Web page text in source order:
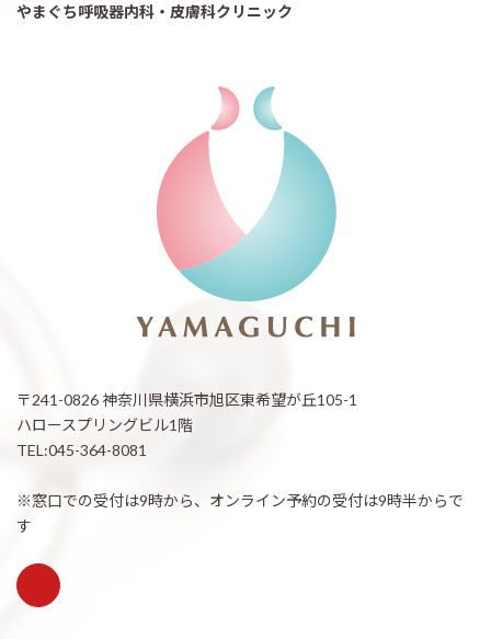
やまぐち呼吸器内科・皮膚科クリニック
〒241-0826 神奈川県横浜市旭区東希望が丘105-1
ハロースプリングビル1階
TEL:045-364-8081
※窓口での受付は9時から、オンライン予約の受付は9時半からで
す